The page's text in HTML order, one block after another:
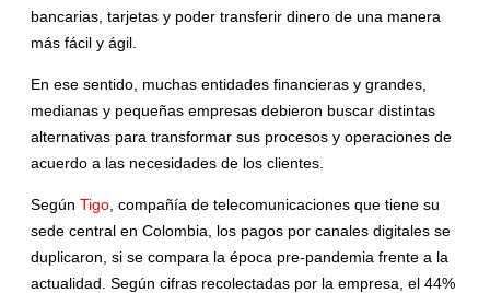
bancarias, tarjetas y poder transferir dinero de una manera
más fácil y ágil.
En ese sentido, muchas entidades financieras y grandes,
medianas y pequeñas empresas debieron buscar distintas
alternativas para transformar sus procesos y operaciones de
acuerdo a las necesidades de los clientes.
Según Tigo , compañía de telecomunicaciones que tiene su
sede central en Colombia, los pagos por canales digitales se
duplicaron, si se compara la época pre-pandemia frente a la
actualidad. Según cifras recolectadas por la empresa, el 44%